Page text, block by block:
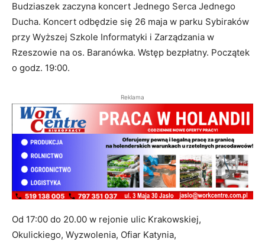
Budziaszek zaczyna koncert Jednego Serca Jednego
Ducha. Koncert odbędzie się 26 maja w parku Sybiraków
przy Wyższej Szkole Informatyki i Zarządzania w
Rzeszowie na os. Baranówka. Wstęp bezpłatny. Początek
o godz. 19:00.
Reklama
Od 17:00 do 20.00 w rejonie ulic Krakowskiej,
Okulickiego, Wyzwolenia, Ofiar Katynia,